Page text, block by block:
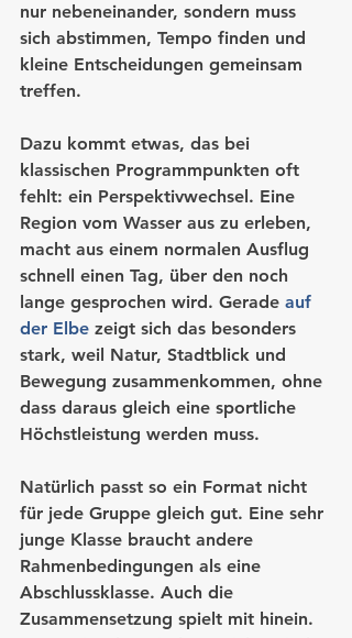
nur nebeneinander, sondern muss
sich abstimmen, Tempo finden und
kleine Entscheidungen gemeinsam
treffen.
Dazu kommt etwas, das bei
klassischen Programmpunkten oft
fehlt: ein Perspektivwechsel. Eine
Region vom Wasser aus zu erleben,
macht aus einem normalen Ausflug
schnell einen Tag, über den noch
lange gesprochen wird. Gerade auf
der Elbe zeigt sich das besonders
stark, weil Natur, Stadtblick und
Bewegung zusammenkommen, ohne
dass daraus gleich eine sportliche
Höchstleistung werden muss.
Natürlich passt so ein Format nicht
für jede Gruppe gleich gut. Eine sehr
junge Klasse braucht andere
Rahmenbedingungen als eine
Abschlussklasse. Auch die
Zusammensetzung spielt mit hinein.